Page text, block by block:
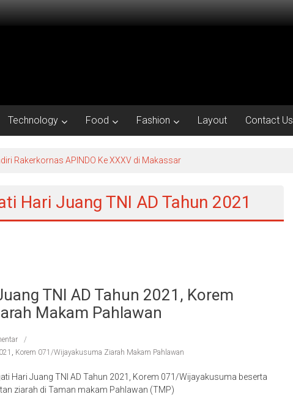
Technology Food Fashion Layout Contact Us
Rakerkornas APINDO Ke XXXV di Makassar
Hari Juang TNI AD Tahun 2021
TNI AD Tahun 2021, Korem
Makam Pahlawan
, Korem 071/Wijayakusuma Ziarah Makam Pahlawan
Hari Juang TNI AD Tahun 2021, Korem 071/Wijayakusuma beserta
ziarah di Taman makam Pahlawan (TMP)